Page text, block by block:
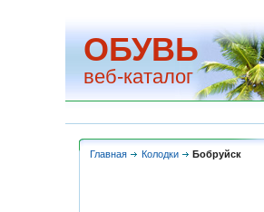
ОБУВЬ
веб-каталог
Главная Колодки Бобруйск